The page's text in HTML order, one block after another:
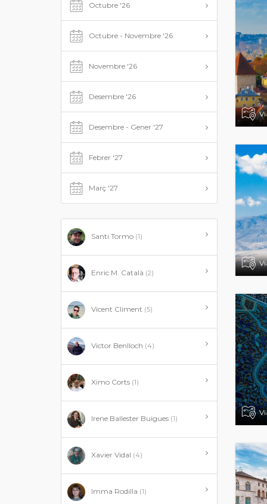
Octubre '26
Octubre - Novembre '26
Novembre '26
Desembre '26
Desembre - Gener '27
Febrer '27
Març '27
Santi Tormo (1)
Enric M. Català (2)
Vicent Climent (5)
Victor Benlloch (4)
Ximo Corts (1)
Irene Ballester Buigues (1)
Xavier Vidal (4)
Imma Rodilla (1)